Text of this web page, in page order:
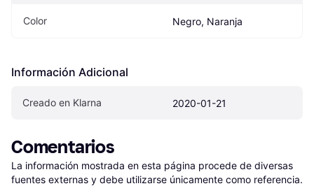
Color Negro, Naranja
Información Adicional
Creado en Klarna 2020-01-21
Comentarios
La información mostrada en esta página procede de diversas
fuentes externas y debe utilizarse únicamente como referencia.